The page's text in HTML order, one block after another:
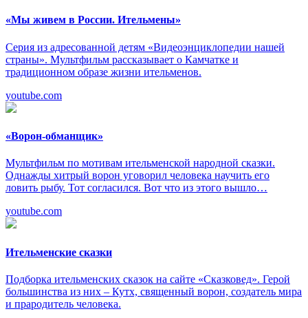
«Мы живем в России. Ительмены»
Серия из адресованной детям «Видеоэнциклопедии нашей
страны». Мультфильм рассказывает о Камчатке и
традиционном образе жизни ительменов.
youtube.com
«Ворон-обманщик»
Мультфильм по мотивам ительменской народной сказки.
Однажды хитрый ворон уговорил человека научить его
ловить рыбу. Тот согласился. Вот что из этого вышло…
youtube.com
Ительменские сказки
Подборка ительменских сказок на сайте «Сказковед». Герой
большинства из них – Кутх, священный ворон, создатель мира
и прародитель человека.